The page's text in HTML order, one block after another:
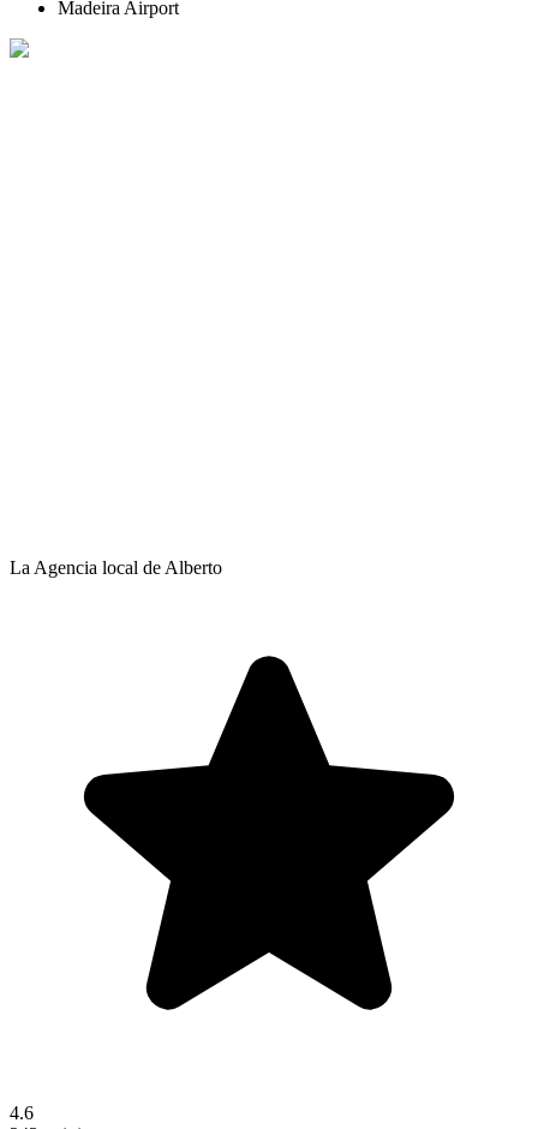
Madeira Airport
La Agencia local de Alberto
4.6